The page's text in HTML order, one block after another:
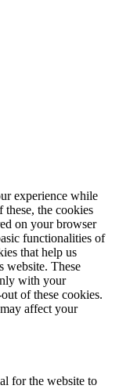
experience while
the cookies
on your browser
functionalities of
that help us
website. These
with your
of these cookies.
affect your
for the website to